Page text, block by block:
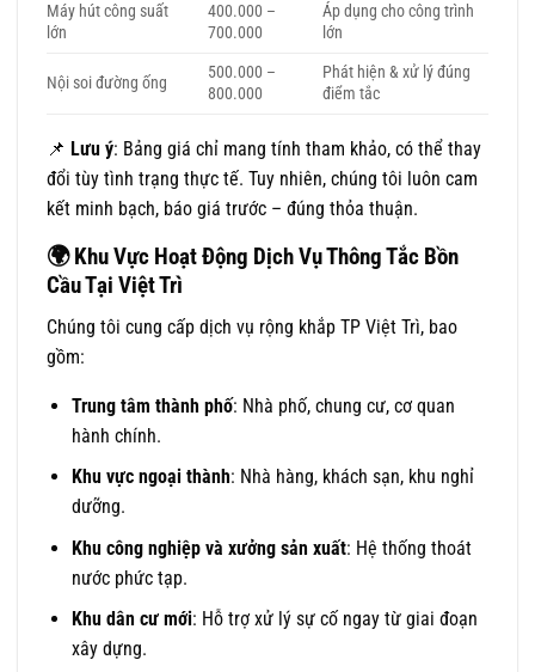
Máy hút công suất
lớn
400.000 –
700.000
Áp dụng cho công trình
lớn
Nội soi đường ống
500.000 –
800.000
Phát hiện & xử lý đúng
điểm tắc
📌 Lưu ý: Bảng giá chỉ mang tính tham khảo, có thể thay
đổi tùy tình trạng thực tế. Tuy nhiên, chúng tôi luôn cam
kết minh bạch, báo giá trước – đúng thỏa thuận.
🌍Khu Vực Hoạt Động Dịch Vụ Thông Tắc Bồn
Cầu Tại Việt Trì
Chúng tôi cung cấp dịch vụ rộng khắp TP Việt Trì, bao
gồm:
Trung tâm thành phố: Nhà phố, chung cư, cơ quan
hành chính.
Khu vực ngoại thành: Nhà hàng, khách sạn, khu nghỉ
dưỡng.
Khu công nghiệp và xưởng sản xuất: Hệ thống thoát
nước phức tạp.
Khu dân cư mới: Hỗ trợ xử lý sự cố ngay từ giai đoạn
xây dựng.